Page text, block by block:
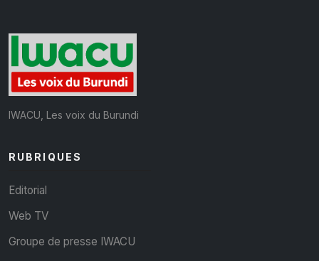
IWACU, Les voix du Burundi
RUBRIQUES
Editorial
Web TV
Groupe de presse IWACU